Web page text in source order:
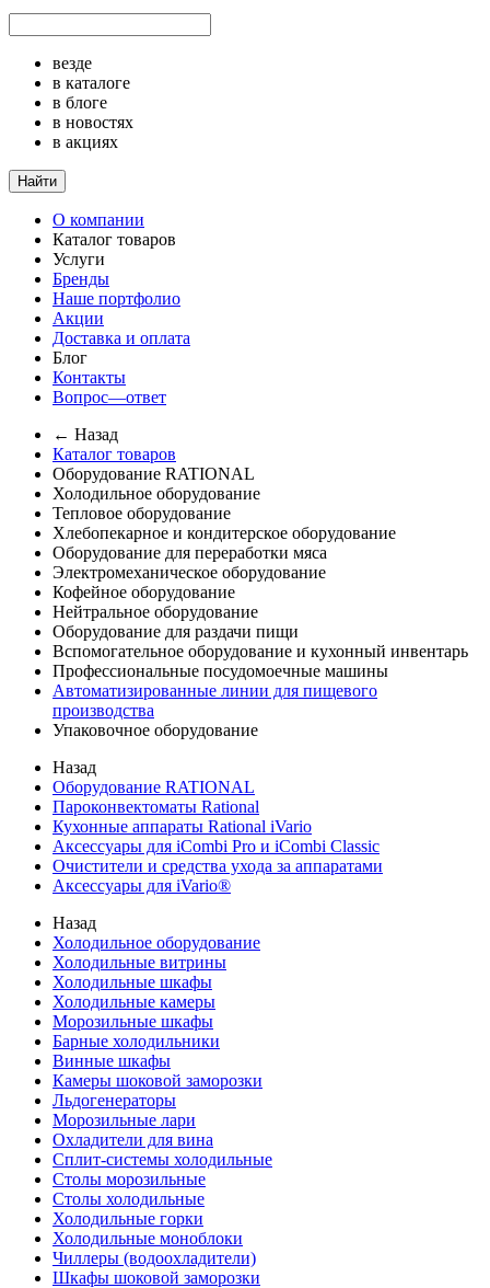
везде
в каталоге
в блоге
в новостях
в акциях
Найти
О компании
Каталог товаров
Услуги
Бренды
Наше портфолио
Акции
Доставка и оплата
Блог
Контакты
Вопрос—ответ
← Назад
Каталог товаров
Оборудование RATIONAL
Холодильное оборудование
Тепловое оборудование
Хлебопекарное и кондитерское оборудование
Оборудование для переработки мяса
Электромеханическое оборудование
Кофейное оборудование
Нейтральное оборудование
Оборудование для раздачи пищи
Вспомогательное оборудование и кухонный инвентарь
Профессиональные посудомоечные машины
Автоматизированные линии для пищевого
производства
Упаковочное оборудование
Назад
Оборудование RATIONAL
Пароконвектоматы Rational
Кухонные аппараты Rational iVario
Аксессуары для iCombi Pro и iCombi Classic
Очистители и средства ухода за аппаратами
Аксессуары для iVario®
Назад
Холодильное оборудование
Холодильные витрины
Холодильные шкафы
Холодильные камеры
Морозильные шкафы
Барные холодильники
Винные шкафы
Камеры шоковой заморозки
Льдогенераторы
Морозильные лари
Охладители для вина
Сплит-системы холодильные
Столы морозильные
Столы холодильные
Холодильные горки
Холодильные моноблоки
Чиллеры (водоохладители)
Шкафы шоковой заморозки